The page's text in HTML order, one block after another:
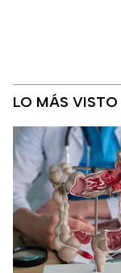
LO MÁS VISTO